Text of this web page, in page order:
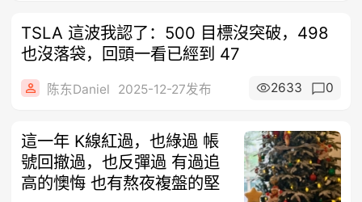
TSLA 這波我認了：500 目標沒突破，498
也沒落袋，回頭一看已經到 47
陈东Daniel 2025-12-27发布 2633 0
這一年 K線紅過，也綠過 帳
號回撤過，也反彈過 有過追
高的懊悔 也有熬夜複盤的堅